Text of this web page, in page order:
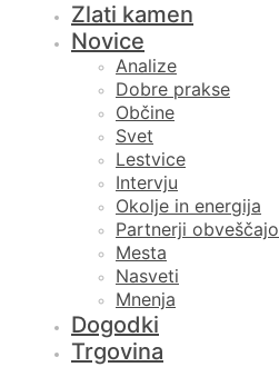
Zlati kamen
Novice
Analize
Dobre prakse
Občine
Svet
Lestvice
Intervju
Okolje in energija
Partnerji obveščajo
Mesta
Nasveti
Mnenja
Dogodki
Trgovina